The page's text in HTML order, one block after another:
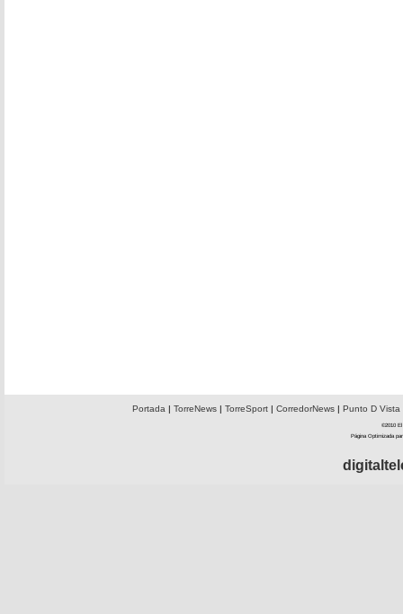
Portada | TorreNews| TorreSport| CorredorNews| Punto D Vista
©2010 El
Página Optimizada